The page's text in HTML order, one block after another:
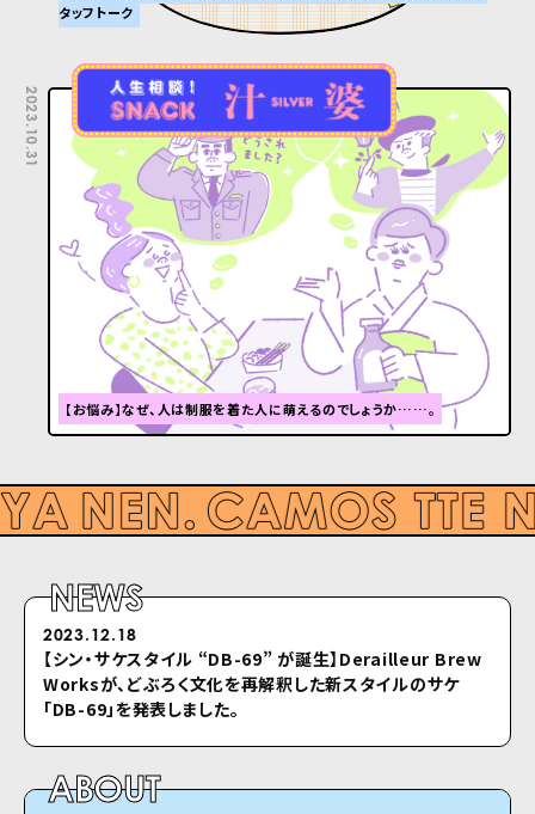
タッフトーク
2023.10.31
【お悩み】なぜ、人は制服を着た人に萌えるのでしょうか……。
NEWS
2023.12.18
【シン・サケスタイル “DB-69” が誕⽣】Derailleur Brew
Worksが、どぶろく⽂化を再解釈した新スタイルのサケ
「DB-69」を発表しました。
2022.04.26
シクロのホームページをリニューアルしました
ABOUT